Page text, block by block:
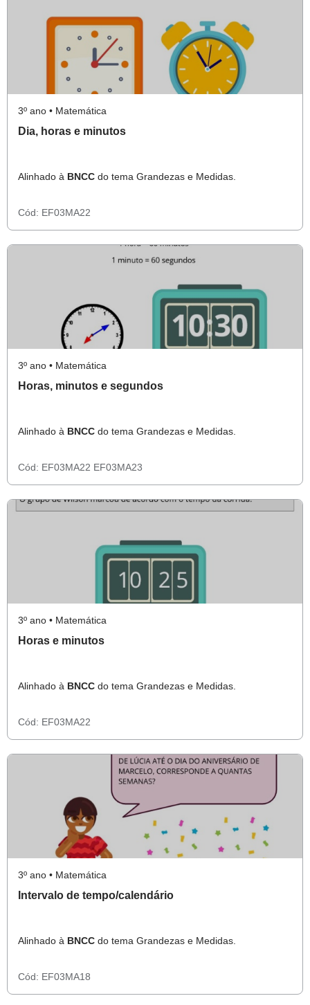
3º ano • Matemática
Dia, horas e minutos
Alinhado à BNCC do tema Grandezas e Medidas.
Cód: EF03MA22
3º ano • Matemática
Horas, minutos e segundos
Alinhado à BNCC do tema Grandezas e Medidas.
Cód: EF03MA22 EF03MA23
3º ano • Matemática
Horas e minutos
Alinhado à BNCC do tema Grandezas e Medidas.
Cód: EF03MA22
3º ano • Matemática
Intervalo de tempo/calendário
Alinhado à BNCC do tema Grandezas e Medidas.
Cód: EF03MA18